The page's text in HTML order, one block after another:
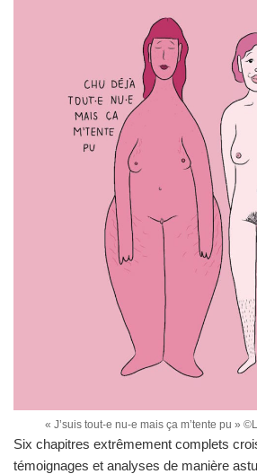
« J’suis tout-e nu-e mais ça m’tente pu »
Six chapitres extrêmement complets
témoignages et analyses de manière